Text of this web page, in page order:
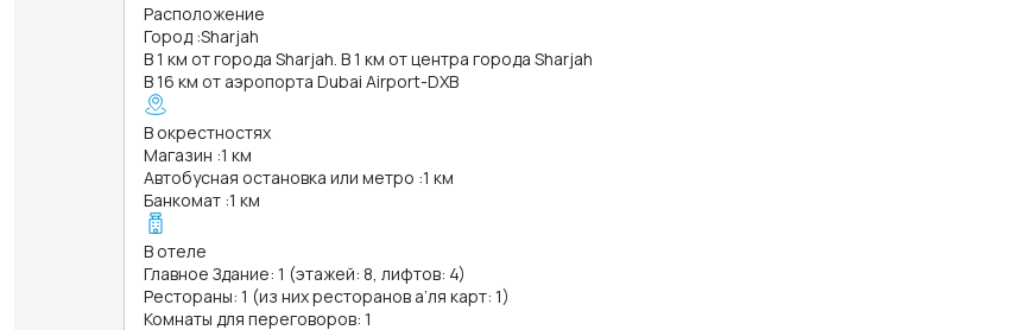
Расположение
Город :Sharjah
В 1 км от города Sharjah. В 1 км от центра города Sharjah
В 16 км от аэропорта Dubai Airport-DXB
В окрестностях
Магазин :1 км
Автобусная остановка или метро :1 км
Банкомат :1 км
В отеле
Главное Здание: 1 (этажей: 8, лифтов: 4)
Рестораны: 1 (из них ресторанов а’ля карт: 1)
Комнаты для переговоров: 1